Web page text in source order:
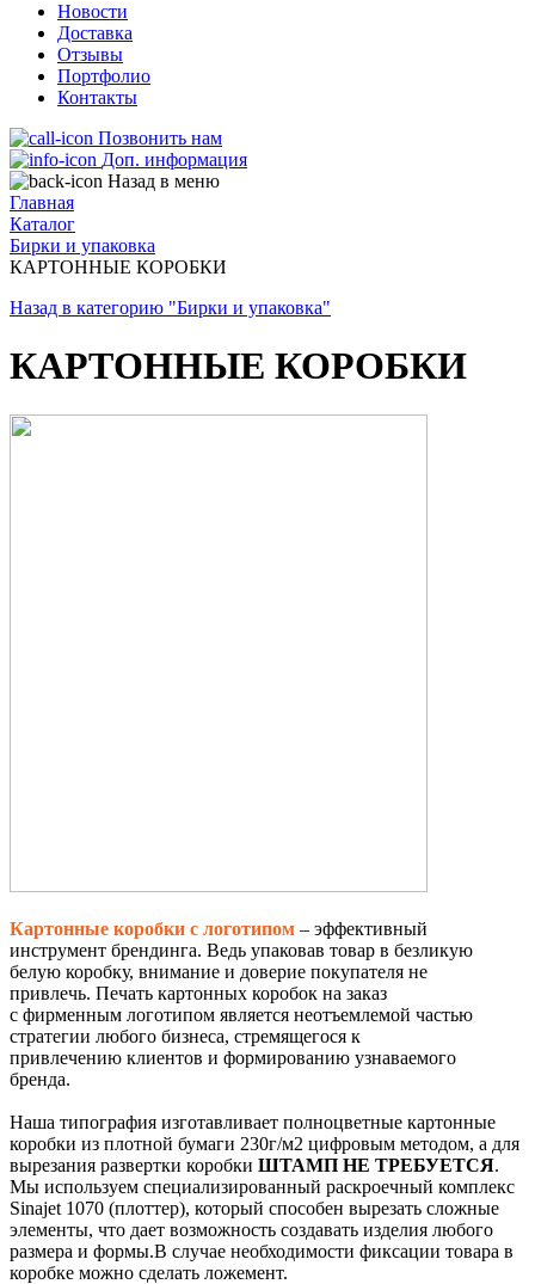
Новости
Доставка
Отзывы
Портфолио
Контакты
Позвонить нам
Доп. информация
Назад в меню
Главная
Каталог
Бирки и упаковка
КАРТОННЫЕ КОРОБКИ
Назад в категорию "Бирки и упаковка"
КАРТОННЫЕ КОРОБКИ
Картонные коробки с логотипом – эффективный
инструмент брендинга. Ведь упаковав товар в безликую
белую коробку, внимание и доверие покупателя не
привлечь. Печать картонных коробок на заказ
с фирменным логотипом является неотъемлемой частью
стратегии любого бизнеса, стремящегося к
привлечению клиентов и формированию узнаваемого
бренда.
Наша типография изготавливает полноцветные картонные
коробки из плотной бумаги 230г/м2 цифровым методом, а для
вырезания развертки коробки ШТАМП НЕ ТРЕБУЕТСЯ.
Мы используем специализированный раскроечный комплекс
Sinajet 1070 (плоттер), который способен вырезать сложные
элементы, что дает возможность создавать изделия любого
размера и формы.В случае необходимости фиксации товара в
коробке можно сделать ложемент.